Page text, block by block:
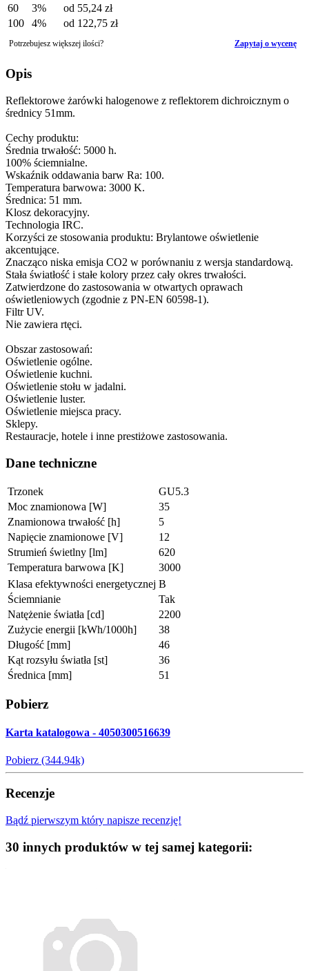
60 3% od 55,24 zł
100
4% od 122,75 zł
Potrzebujesz większej ilości? Zapytaj o wycenę
Opis
Reflektorowe żarówki halogenowe z reflektorem dichroicznym o
średnicy 51mm.
Cechy produktu:
Średnia trwałość: 5000 h.
100% ściemnialne.
Wskaźnik oddawania barw Ra: 100.
Temperatura barwowa: 3000 K.
Średnica: 51 mm.
Klosz dekoracyjny.
Technologia IRC.
Korzyści ze stosowania produktu: Brylantowe oświetlenie
akcentujące.
Znacząco niska emisja CO2 w porównaniu z wersja standardową.
Stała światłość i stałe kolory przez cały okres trwałości.
Zatwierdzone do zastosowania w otwartych oprawach
oświetleniowych (zgodnie z PN-EN 60598-1).
Filtr UV.
Nie zawiera rtęci.
Obszar zastosowań:
Oświetlenie ogólne.
Oświetlenie kuchni.
Oświetlenie stołu w jadalni.
Oświetlenie luster.
Oświetlenie miejsca pracy.
Sklepy.
Restauracje, hotele i inne prestiżowe zastosowania.
Dane techniczne
Trzonek
GU5.3
Moc znamionowa [W]
35
Znamionowa trwałość [h]
5
Napięcie znamionowe [V]
12
Strumień świetlny [lm]
620
Temperatura barwowa [K]
3000
Klasa efektywności energetycznej B
Ściemnianie
Tak
Natężenie światła [cd]
2200
Zużycie energii [kWh/1000h]
38
Długość [mm]
46
Kąt rozsyłu światła [st]
36
Średnica [mm]
51
Pobierz
Karta katalogowa - 4050300516639
Pobierz (344.94k)
Recenzje
Bądź pierwszym który napisze recenzję!
30 innych produktów w tej samej kategorii: